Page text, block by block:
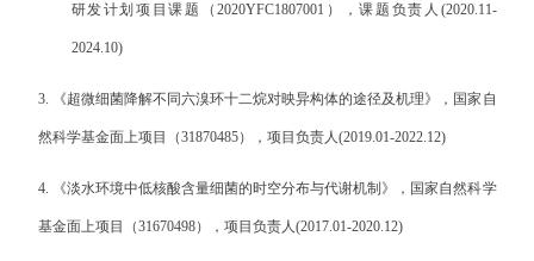
研发计划项目课题（2020YFC1807001 ），课题负责人 (2020.11-
2024.10)
3. 《超微细菌降解不同六溴环十二烷对映异构体的途径及机理》，国家自
然科学基金面上项目 （31870485），项目负责人(2019.01-2022.12)
4. 《淡水环境中低核酸含量细菌的时空分布与代谢机制》，国家自然科学
基金面上项目（31670498），项目负责人(2017.01-2020.12)